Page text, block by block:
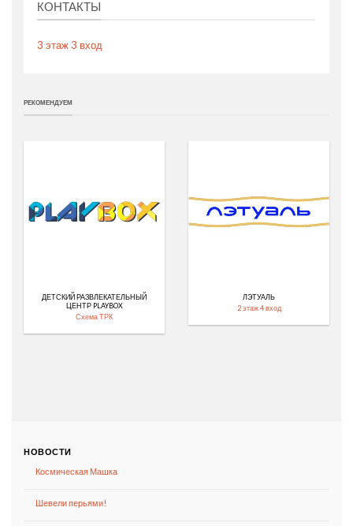
КОНТАКТЫ
3 этаж 3 вход
РЕКОМЕНДУЕМ
ДЕТСКИЙ РАЗВЛЕКАТЕЛЬНЫЙ
ЦЕНТР PLAYBOX
Схема ТРК
ЛЭТУАЛЬ
2 этаж 4 вход
НОВОСТИ
Космическая Машка
Шевели перьями!